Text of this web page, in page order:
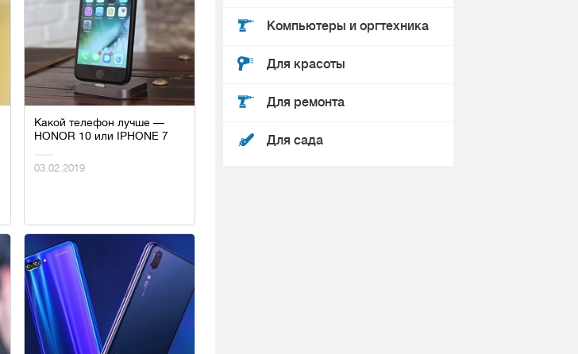
Какой телефон лучше —
HONOR 10 или IPHONE 7
03.02.2019
Компьютеры и оргтехника
Для красоты
Для ремонта
Для сада